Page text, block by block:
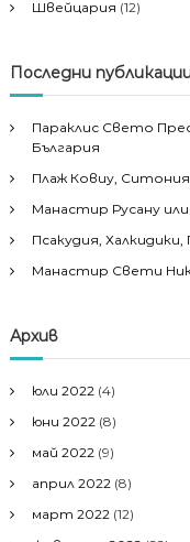
Швейцария (12)
Последни
Параклис Свето
България
Плаж Ковиу,
Манастир Русану
Псакудия, Халкидики,
Манастир Свети
Архив
юли 2022(4)
юни 2022(8)
май 2022(9)
април 2022(8)
март 2022(12)